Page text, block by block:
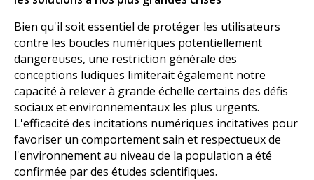
Bien qu'il soit essentiel de protéger les utilisateurs
contre les boucles numériques potentiellement
dangereuses, une restriction générale des
conceptions ludiques limiterait également notre
capacité à relever à grande échelle certains des défis
sociaux et environnementaux les plus urgents.
L'efficacité des incitations numériques incitatives pour
favoriser un comportement sain et respectueux de
l'environnement au niveau de la population a été
confirmée par des études scientifiques.